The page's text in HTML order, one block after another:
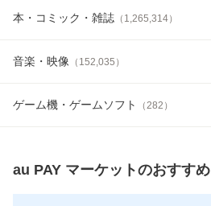
本・コミック・雑誌 （ 1,265,314）
音楽・映像 （ 152,035 ）
ゲーム機・ゲームソフト （282 ）
au PAY マーケットのおすすめ